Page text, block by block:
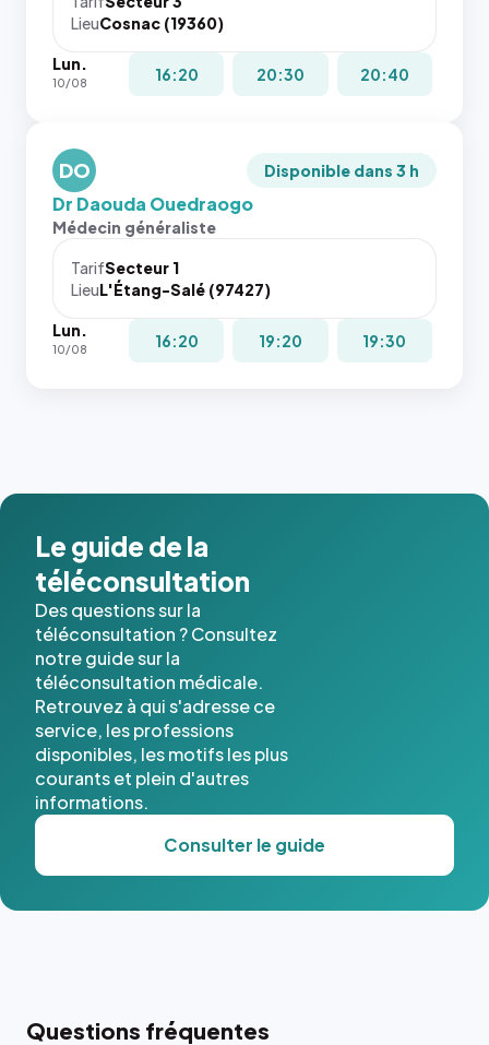
navigateur
pas la
place, et
les trois
dernières
images de
l'annuaire
dans ce
cas. #}
LieuCosnac (19360)
Lun.
10/08 16:20 20:30 20:40
DO Disponible dans 3 h
Dr Daouda Ouedraogo
Médecin généraliste
TarifSecteur 1
LieuL'Étang-Salé (97427)
Lun.
10/08 16:20 19:20 19:30
Le guide de la
téléconsultation
Des questions sur la
téléconsultation ? Consultez
notre guide sur la
téléconsultation médicale.
Retrouvez à qui s'adresse ce
service, les professions
disponibles, les motifs les plus
courants et plein d'autres
informations.
Consulter le guide
Questions fréquentes